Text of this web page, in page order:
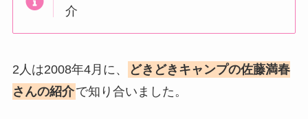
介
2人は2008年4月に、
どきどきキャンプの佐藤満春
さんの紹介で知り合いました。